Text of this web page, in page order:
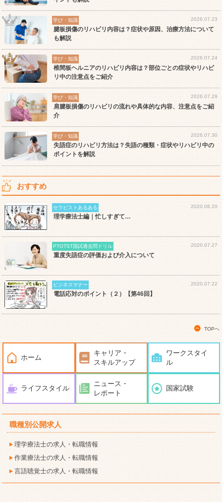
学び・知識 2026.07.23
腱板損傷のリハビリ内容は？症状や原因、治療方法について
も解説
学び・知識 2026.07.24
椎間板ヘルニアのリハビリ内容は？部位ごとの症状やリハビ
リ中の注意点をご紹介
学び・知識 2026.07.29
肩腱板損傷のリハビリの流れや具体的な内容、注意点をご紹
介
学び・知識 2026.07.30
失語症のリハビリ方法は？失語の種類・症状やリハビリ中の
ポイントを解説
おすすめ
セラピストあるある 2020.08.20
理学療法士編｜忙しすぎて…
PTOTST国試過去問ドリル 2020.07.27
重度失語症の評価および介入について
ビジネスマナー 2020.07.22
電話応対のポイント（２）【第46回】
TOPへ
ホーム
キャリア・
スキルアップ
ワークスタイ
ル
ライフスタイル
ニュース・
レポート
国家試験
職種別公開求人
理学療法士の求人・転職情報
作業療法士の求人・転職情報
言語聴覚士の求人・転職情報